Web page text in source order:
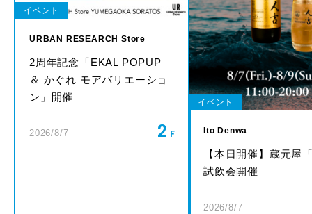
イベント
URBAN RESEARCH Store
2周年記念「EKAL POPUP
＆ かぐれ モアバリエーショ
ン」開催
2026/8/7 2
イベント
Ito Denwa
【本日開催】蔵元屋
試飲会開催
2026/8/7